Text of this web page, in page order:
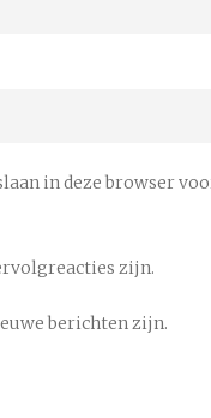
in deze browser
zijn.
berichten zijn.